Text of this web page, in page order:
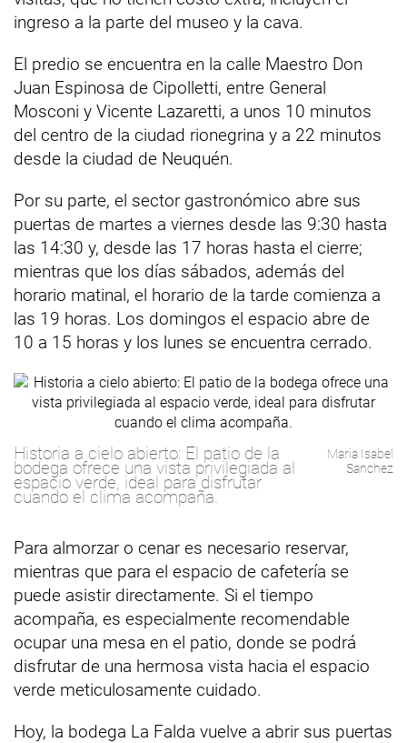
ingreso a la parte del museo y la cava.
El predio se encuentra en la calle Maestro Don
Juan Espinosa de Cipolletti, entre General
Mosconi y Vicente Lazaretti, a unos 10 minutos
del centro de la ciudad rionegrina y a 22 minutos
desde la ciudad de Neuquén.
Por su parte, el sector gastronómico abre sus
puertas de martes a viernes desde las 9:30 hasta
las 14:30 y, desde las 17 horas hasta el cierre;
mientras que los días sábados, además del
horario matinal, el horario de la tarde comienza a
las 19 horas. Los domingos el espacio abre de
10 a 15 horas y los lunes se encuentra cerrado.
Historia a cielo abierto: El patio de la
bodega ofrece una vista privilegiada al
espacio verde, ideal para disfrutar
cuando el clima acompaña.
Maria Isabel
Sanchez
Para almorzar o cenar es necesario reservar,
mientras que para el espacio de cafetería se
puede asistir directamente. Si el tiempo
acompaña, es especialmente recomendable
ocupar una mesa en el patio, donde se podrá
disfrutar de una hermosa vista hacia el espacio
verde meticulosamente cuidado.
Hoy, la bodega La Falda vuelve a abrir sus puertas